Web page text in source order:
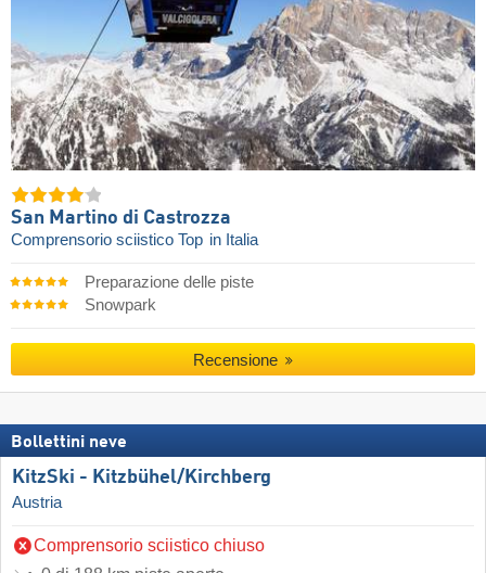
San Martino di Castrozza
Comprensorio sciistico Top in Italia
Preparazione delle piste
Snowpark
Recensione
Bollettini neve
KitzSki - Kitzbühel/​Kirchberg
Austria
Comprensorio sciistico chiuso